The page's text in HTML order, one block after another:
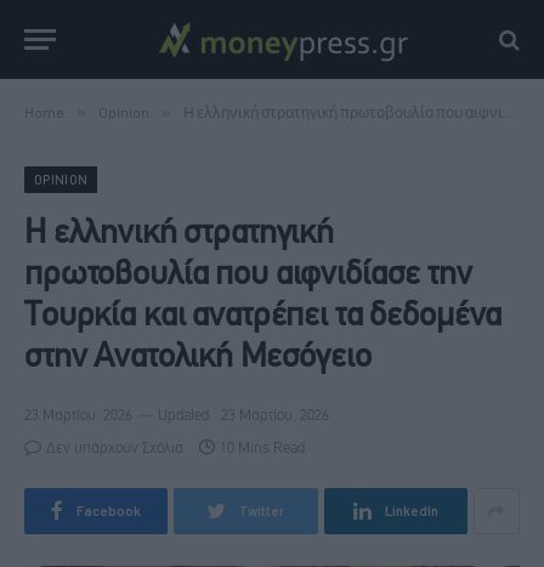
Home Opinion Η ελληνική στρατηγική πρωτοβουλία που αιφνιδίασε την Τουρκία και ανατρέπει τα δεδομένα στην Ανατολική Μεσόγειο
OPINION
Η ελληνική στρατηγική
πρωτοβουλία που αιφνιδίασε την
Τουρκία και ανατρέπει τα δεδομένα
στην Ανατολική Μεσόγειο
23 Μαρτίου, 2026 Updated: 23 Μαρτίου, 2026
Δεν υπάρχουν Σχόλια 10 Mins Read
Facebook Twitter LinkedIn